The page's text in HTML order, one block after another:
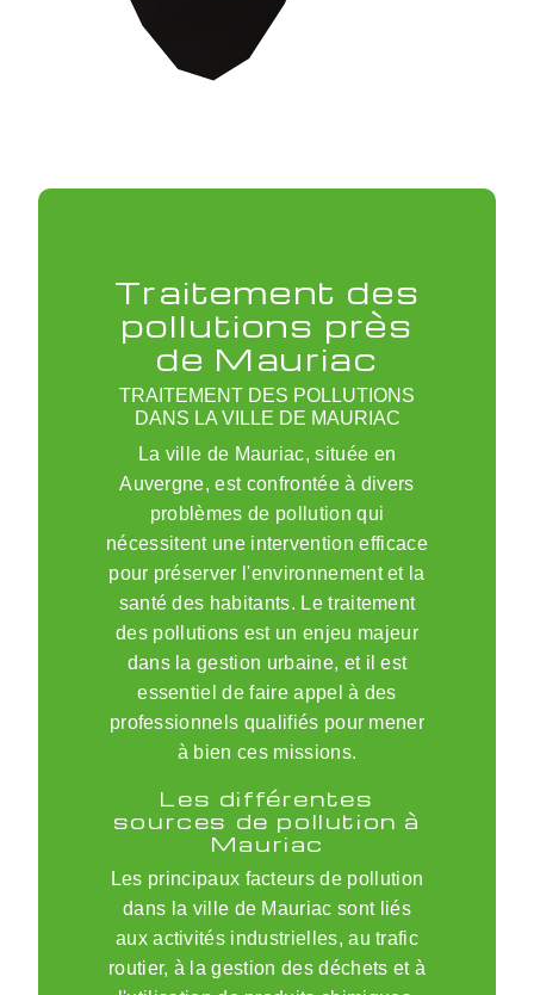
Traitement des
pollutions près
de Mauriac
TRAITEMENT DES POLLUTIONS
DANS LA VILLE DE MAURIAC
La ville de Mauriac, située en
Auvergne, est confrontée à divers
problèmes de pollution qui
nécessitent une intervention efficace
pour préserver l'environnement et la
santé des habitants. Le traitement
des pollutions est un enjeu majeur
dans la gestion urbaine, et il est
essentiel de faire appel à des
professionnels qualifiés pour mener
à bien ces missions.
Les différentes
sources de pollution à
Mauriac
Les principaux facteurs de pollution
dans la ville de Mauriac sont liés
aux activités industrielles, au trafic
routier, à la gestion des déchets et à